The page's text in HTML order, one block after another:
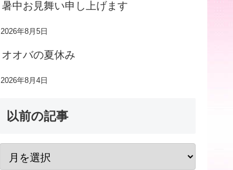
暑中お見舞い申し上げます
2026年8月5日
オオバの夏休み
2026年8月4日
以前の記事